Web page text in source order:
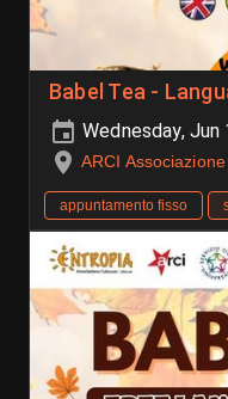
Babel Tea -
Wednesday,
ARCI
appuntamento fisso